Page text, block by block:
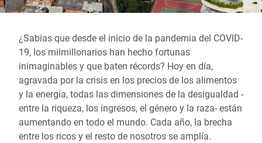
¿Sabías que desde el inicio de la pandemia del COVID-
19, los milmillonarios han hecho fortunas
inimaginables y que baten récords? Hoy en día,
agravada por la crisis en los precios de los alimentos
y la energía, todas las dimensiones de la desigualdad -
entre la riqueza, los ingresos, el género y la raza- están
aumentando en todo el mundo. Cada año, la brecha
entre los ricos y el resto de nosotros se amplía.